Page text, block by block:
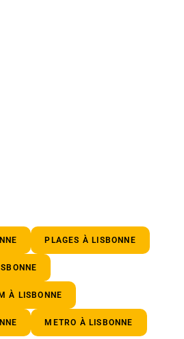
PLAGES À LISBONNE
À LISBONNE
METRO À LISBONNE